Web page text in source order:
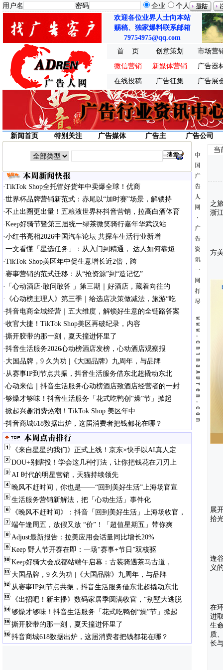
用户名 密码 企业
个人
欢迎各位业界人士向本站
赐稿、独家爆料联系邮箱
79754975@qq.com
首 页
创意策划
市场营
微信营销
新媒体营销
广告器
在线投稿
广告征集 广告展
新闻首页 特别关注 广告媒体 广告主 广告公司
·TikTok Shop全托管好货年中卖爆全球！优商
·世界杯品牌营销新范式：赤尾以“加时赛”场景，解锁持
·不止出圈更出量！五粮液世界杯抖音营销，拉高白酒体育
·Keep好骑节暨第三届统一绿茶微笑骑行嘉年华武汉站
·小红书亮相2026中国汽车论坛 共探车生活行业新增
·一文看懂「星选任务」：从入门到精通， 达人如何靠短
·TikTok Shop美区年中促生意增长近2倍，跨
·赛事营销的范式迁移：从“抢资源”到“造记忆”
·
「心动酒店·敢问敢答 」第三期｜好酒店，藏着向往的
·
《心动榜主理人》第三季｜给选店决策做减法，旅游“吃
·抖音电商全域经营｜五大维度，解锁好生意的全链路答案
·收官大捷！TikTok Shop美区再破纪录，内容
·撕开胶带的那一刻，夏天撞进怀里了
·抖音生活服务2026心动榜酒店发榜，心动酒店观察报
· 大国品牌，9 久为功 |《大国品牌》九周年，与品牌
· 从赛事IP到节点共振，抖音生活服务借东北超撬动东北
·心动来信｜抖音生活服务心动榜酒店致酒店经营者的一封
·够燥才够味！抖音生活服务「花式吃鸭创“燥”节」掀起
·掀起兴趣消费热潮！TikTok Shop 美区年中
·抖音商城618数据出炉，这届消费者把钱都花在哪？
《来自星星的我们》正式上线！京东×快手以AI真人定
DOU+别瞎投！学会这几种打法，让你把钱花在刀刃上
AI 时代的明星营销，天猫持续领先
晚风不赶时间，你也是——“回到美好生活”上海场官宣
生活服务营销新解法，把「心动生活」事件化
《晚风不赶时间》：抖音「回到美好生活」上海场收官，
端午逢周五，放假又放 “价”！「超值星期五」带你爽
Adjust最新报告：拉美应用会话量同比增长20%
Keep 野人节开赛在即：一场“赛事+节日”双核驱
Keep好骑大会成都站端午启幕：古装骑遇茶马古道，
大国品牌，9 久为功 |《大国品牌》九周年，与品牌
从赛事IP到节点共振，抖音生活服务借东北超撬动东北
《出招吧！新主播》数码家居季圆满收官，“别墅大逃脱
够燥才够味！抖音生活服务「花式吃鸭创“燥”节」掀起
撕开胶带的那一刻，夏天撞进怀里了
抖音商城618数据出炉，这届消费者把钱都花在哪？
当
之
浙
方
展
拾
逢
义
在
进
生
质
长